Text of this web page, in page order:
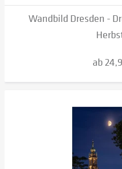
Wandbild Dresden -
ab